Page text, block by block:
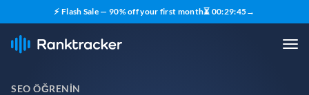
⚡ Flash Sale — 90% off your first month⏳ 00:29:44→
SEO ÖĞRENIN